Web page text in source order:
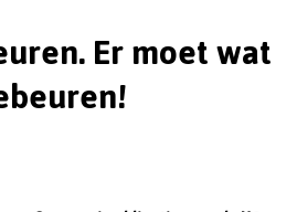
Er moet wat